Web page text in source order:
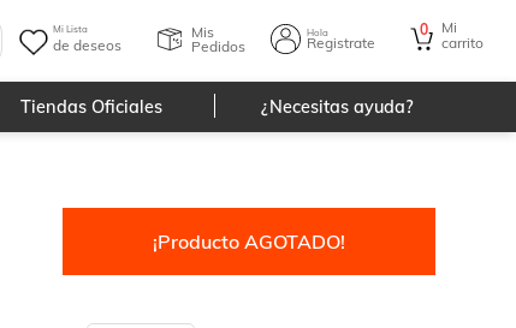
Mi Lista
de deseos
Mis
Pedidos
Hola
Registrate
0
Mi
carrito
Tiendas Oficiales ¿Necesitas ayuda?
¡Producto AGOTADO!